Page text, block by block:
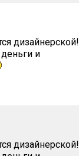
дизайнерской!
и
дизайнерской!